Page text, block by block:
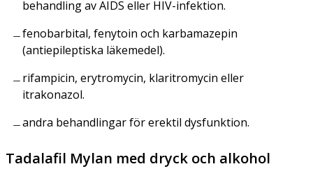
behandling av AIDS eller HIV-infektion.
fenobarbital, fenytoin och karbamazepin
(antiepileptiska läkemedel).
rifampicin, erytromycin, klaritromycin eller
itrakonazol.
andra behandlingar för erektil dysfunktion.
Tadalafil Mylan med dryck och alkohol